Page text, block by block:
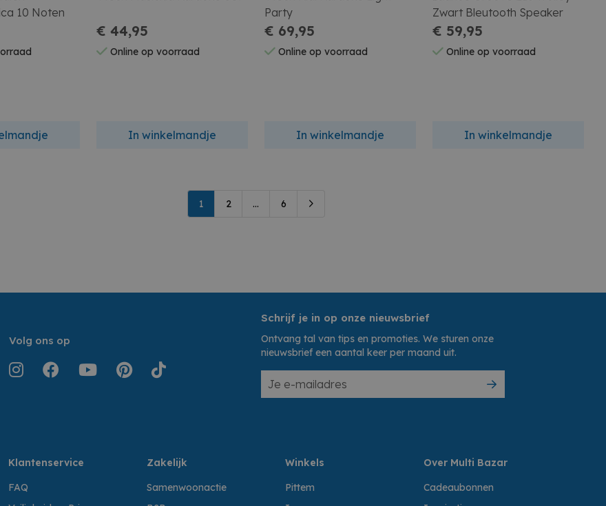
10 Noten
€ 44,95
Online op voorraad
In winkelmandje
Party
€ 69,95
Online op voorraad
In winkelmandje
Zwart Bleutooth Speaker
€ 59,95
Online op voorraad
In winkelmandje
1 2 ... 6
Volg ons op
Schrijf je in op onze nieuwsbrief
Ontvang tal van tips en promoties. We sturen onze
nieuwsbrief een aantal keer per maand uit.
Klantenservice
FAQ
Zakelijk
Samenwoonactie
Winkels
Pittem
Over Multi Bazar
Cadeaubonnen